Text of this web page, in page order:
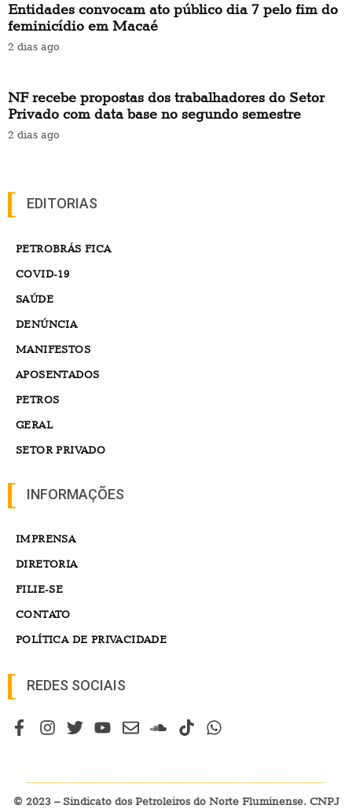
Entidades convocam ato público dia 7 pelo fim do
feminicídio em Macaé
2 dias ago
NF recebe propostas dos trabalhadores do Setor
Privado com data base no segundo semestre
2 dias ago
EDITORIAS
PETROBRÁS FICA
COVID-19
SAÚDE
DENÚNCIA
MANIFESTOS
APOSENTADOS
PETROS
GERAL
SETOR PRIVADO
INFORMAÇÕES
IMPRENSA
DIRETORIA
FILIE-SE
CONTATO
POLÍTICA DE PRIVACIDADE
REDES SOCIAIS
© 2023 – Sindicato dos Petroleiros do Norte Fluminense. CNPJ